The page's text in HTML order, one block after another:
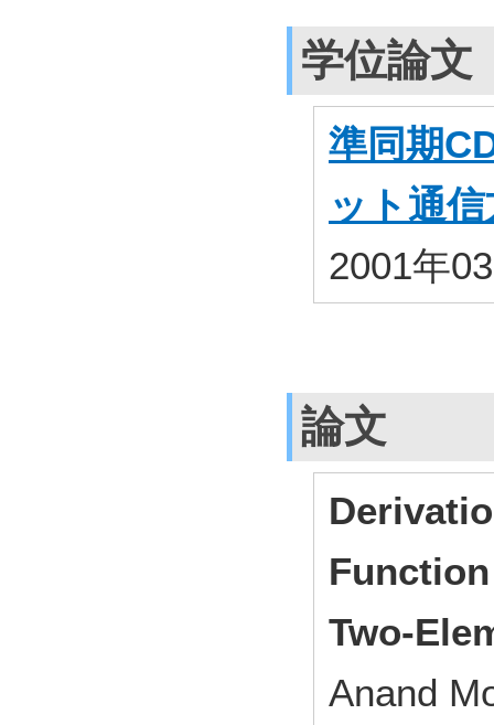
学位論文
準同期
ット通
2001年
論文
Two-
Anand